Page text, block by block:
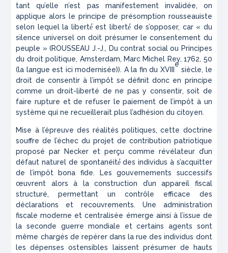
tant qu’elle n’est pas manifestement invalidée, on
applique alors le principe de présomption rousseauiste
selon lequel la liberté́ est liberté́ de s’opposer, car « du
silence universel on doit présumer le consentement du
peuple » (ROUSSEAU J.-J., Du contrat social ou Principes
du droit politique, Amsterdam, Marc Michel Rey, 1762, 50
(la langue est ici modernisée)). A la fin du XVIII
e
siècle, le
droit de consentir à l’impôt se définit donc en principe
comme undroit-liberté de ne pas y consentir, soit de
faire rupture et de refuser le paiement de l’impôt à un
système qui ne recueillerait plus l’adhésion du citoyen.
Mise à l’épreuve des réalités politiques, cette doctrine
souffre de l’échec du projet de contribution patriotique
proposé par Necker et perçu comme révélateur d’un
défaut naturel de spontanéité́ des individus à s’acquitter
de l’impôt bona fide. Les gouvernements successifs
œuvrent alors à la construction d’un appareil fiscal
structuré, permettant un contrôle efficace des
déclarations et recouvrements. Une administration
fiscale moderne et centralisée émerge ainsi à l’issue de
la seconde guerre mondiale et certains agents sont
même chargés de repérer dans la rue des individus dont
les dépenses ostensibles laissent présumer de hauts